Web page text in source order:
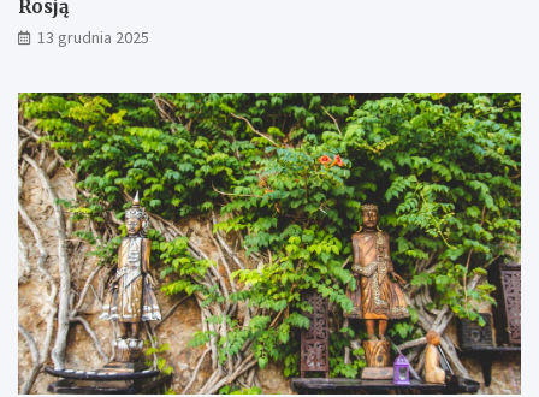
j
s
e
n
a
P
ó
ł
w
y
s
p
i
e
H
e
Rosją
13 grudnia 2025